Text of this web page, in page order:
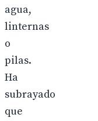
agua,
linternas
o
pilas.
Ha
subrayado
que